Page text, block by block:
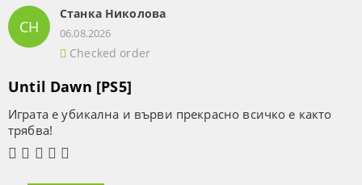
СН
Станка Николова
06.08.2026
Checked order
Until Dawn [PS5]
Играта е убикална и върви прекрасно всичко е както
трябва!